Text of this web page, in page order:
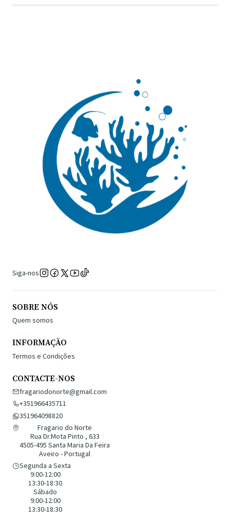
Siga-nos
SOBRE NÓS
Quem somos
INFORMAÇÃO
Termos e Condições
CONTACTE-NOS
fragariodonorte@gmail.com
+351966435711
351964098820
Fragario do Norte
Rua Dr.Mota Pinto , 633
4505-495 Santa Maria Da Feira
Aveiro - Portugal
Segunda a Sexta
9:00-12:00
13:30-18:30
Sábado
9:00-12:00
13:30-18:30